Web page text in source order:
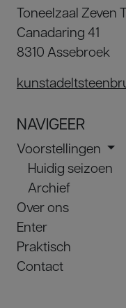
Toneelzaal Zeven
Canadaring 41
8310 Assebroek
NAVIGEER
Voorstellingen
Huidig seizoen
Archief
Over ons
Enter
Praktisch
Contact